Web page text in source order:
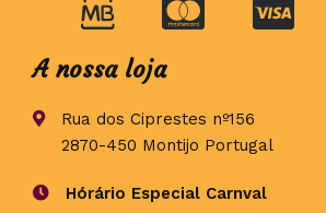
A nossa loja
Rua dos Ciprestes nº156
2870-450 Montijo Portugal
Hórário Especial Carnval